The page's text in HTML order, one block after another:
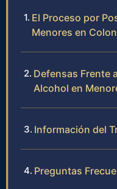
El Proceso por
Menores en
Defensas Frente
Alcohol en
Información del
Preguntas